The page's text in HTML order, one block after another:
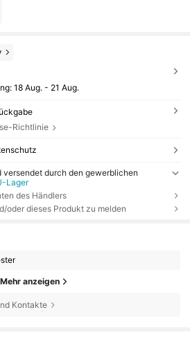
18 Aug. - 21 Aug.
Richtlinie
versendet durch den gewerblichen
Lager
des Händlers
oder dieses Produkt zu melden
Mehr anzeigen
Kontakte